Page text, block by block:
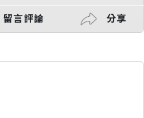
留言評論 分享